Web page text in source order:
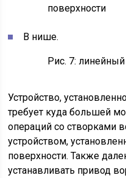
поверхности
В нише.
Рис. 7:
Устройство,
требует куда большей
операций со створками
устройством,
поверхности. Также
устанавливать привод